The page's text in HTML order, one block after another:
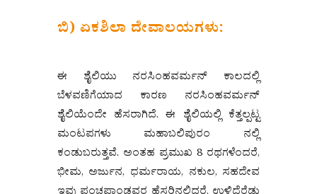
ಬಿ) ಏಕಶಿಲಾ ದೇವಾಲಯಗಳು:
ಈ ಶೈಲಿಯು ನರಸಿಂಹವರ್ಮನ್ ಕಾಲದಲ್ಲಿ
ಬೆಳವಣಿಗೆಯಾದ ಕಾರಣ ನರಸಿಂಹವರ್ಮನ್
ಶೈಲಿಯೆಂದೇ ಹೆಸರಾಗಿದೆ. ಈ ಶೈಲಿಯಲ್ಲಿ ಕೆತ್ತಲ್ಪಟ್ಟ
ಮಂಟಪಗಳು ಮಹಾಬಲಿಪುರಂ ನಲ್ಲಿ
ಕಂಡುಬರುತ್ತವೆ. ಅಂತಹ ಪ್ರಮುಖ 8 ರಥಗಳೆಂದರೆ,
ಭೀಮ, ಅರ್ಜುನ, ಧರ್ಮರಾಯ, ನಕುಲ, ಸಹದೇವ